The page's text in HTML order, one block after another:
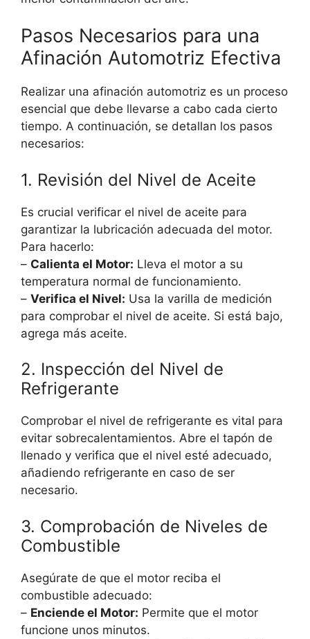
Pasos Necesarios para una
Afinación Automotriz Efectiva
Realizar una afinación automotriz es un proceso
esencial que debe llevarse a cabo cada cierto
tiempo. A continuación, se detallan los pasos
necesarios:
1. Revisión del Nivel de Aceite
Es crucial verificar el nivel de aceite para
garantizar la lubricación adecuada del motor.
Para hacerlo:
– Calienta el Motor: Lleva el motor a su
temperatura normal de funcionamiento.
– Verifica el Nivel: Usa la varilla de medición
para comprobar el nivel de aceite. Si está bajo,
agrega más aceite.
2. Inspección del Nivel de
Refrigerante
Comprobar el nivel de refrigerante es vital para
evitar sobrecalentamientos. Abre el tapón de
llenado y verifica que el nivel esté adecuado,
añadiendo refrigerante en caso de ser
necesario.
3. Comprobación de Niveles de
Combustible
Asegúrate de que el motor reciba el
combustible adecuado:
– Enciende el Motor: Permite que el motor
funcione unos minutos.